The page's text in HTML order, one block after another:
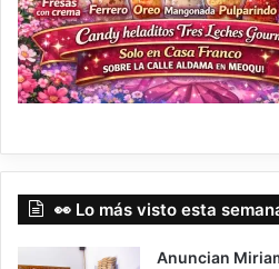
👀 Lo más visto esta
Anuncian